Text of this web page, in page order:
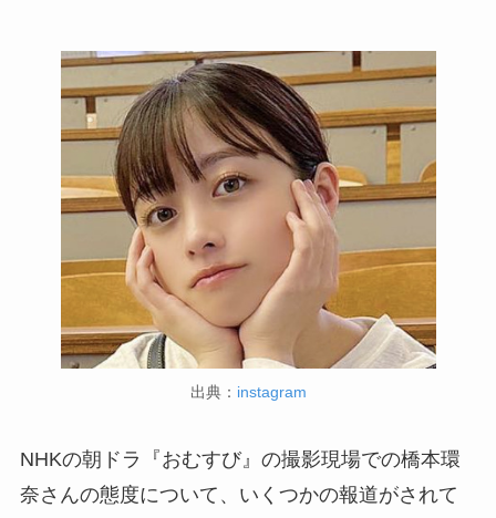
出典： instagram
NHKの朝ドラ『おむすび』の撮影現場での橋本環
奈さんの態度について、いくつかの報道がされて